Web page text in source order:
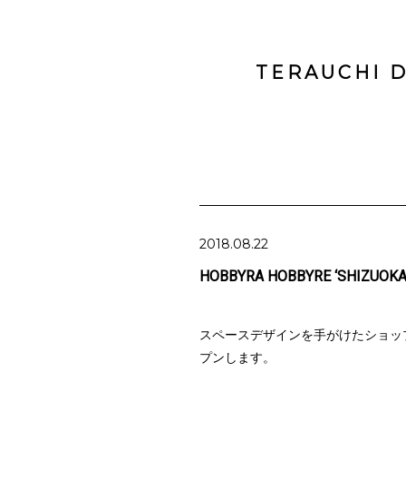
TERAUCHI
2018.08.22
HOBBYRA HOBBYRE
スペースデザインを手がけたショ
プンします。